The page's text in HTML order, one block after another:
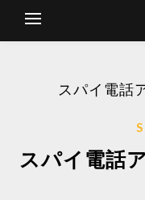
スパイ電話
スパイ電話